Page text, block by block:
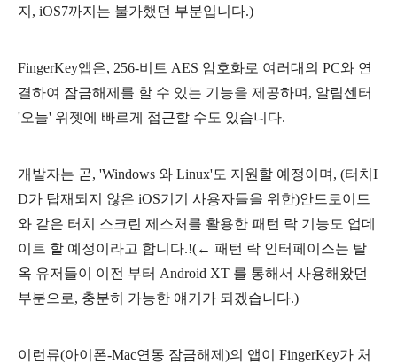
지, iOS7까지는 불가했던 부분입니다.)
FingerKey앱은, 256-비트 AES 암호화로 여러대의 PC와 연
결하여 잠금해제를 할 수 있는 기능을 제공하며, 알림센터
'오늘' 위젯에 빠르게 접근할 수도 있습니다.
개발자는 곧, 'Windows 와 Linux'도 지원할 예정이며, (터치I
D가 탑재되지 않은 iOS기기 사용자들을 위한)안드로이드
와 같은 터치 스크린 제스처를 활용한 패턴 락 기능도 업데
이트 할 예정이라고 합니다.!(← 패턴 락 인터페이스는 탈
옥 유저들이 이전 부터 Android XT 를 통해서 사용해왔던
부분으로, 충분히 가능한 얘기가 되겠습니다.)
이런류(아이폰-Mac연동 잠금해제)의 앱이 FingerKey가 처